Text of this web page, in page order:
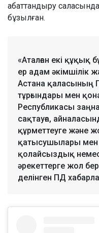
абаттандыру
бұзылған.
«Аталған екі
ер адам әкімшілік
Астана қаласының
тұрғындары мен
Республикасы
сақтауға,
құрметтеуге және
қатысушылары мен
қолайсыздық
әрекеттерге жол
делінген ПД